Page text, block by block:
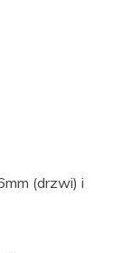
(drzwi) i